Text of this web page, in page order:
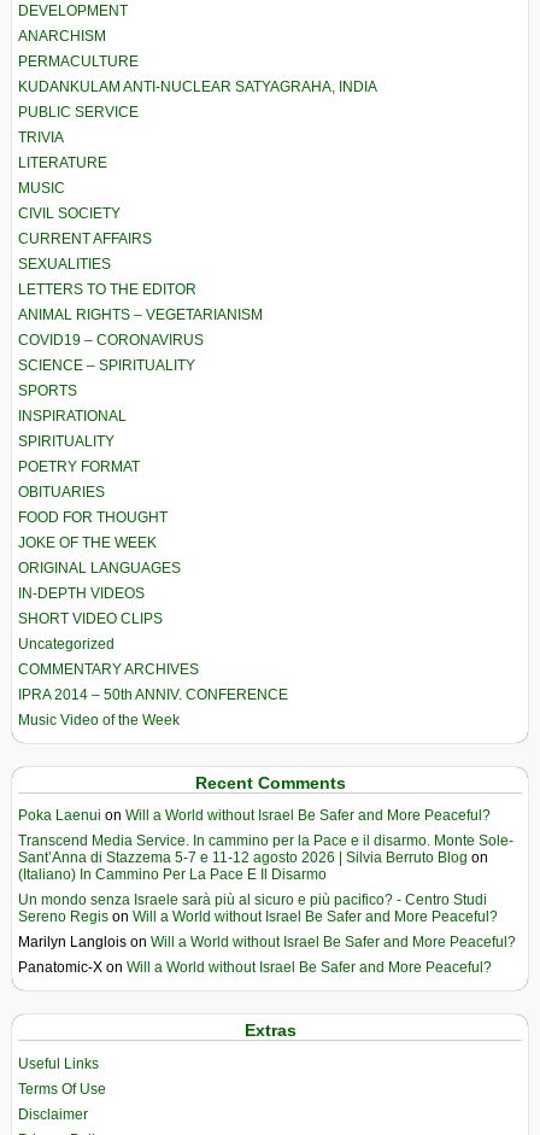
DEVELOPMENT
ANARCHISM
PERMACULTURE
KUDANKULAM ANTI-NUCLEAR SATYAGRAHA, INDIA
PUBLIC SERVICE
TRIVIA
LITERATURE
MUSIC
CIVIL SOCIETY
CURRENT AFFAIRS
SEXUALITIES
LETTERS TO THE EDITOR
ANIMAL RIGHTS – VEGETARIANISM
COVID19 – CORONAVIRUS
SCIENCE – SPIRITUALITY
SPORTS
INSPIRATIONAL
SPIRITUALITY
POETRY FORMAT
OBITUARIES
FOOD FOR THOUGHT
JOKE OF THE WEEK
ORIGINAL LANGUAGES
IN-DEPTH VIDEOS
SHORT VIDEO CLIPS
Uncategorized
COMMENTARY ARCHIVES
IPRA 2014 – 50th ANNIV. CONFERENCE
Music Video of the Week
Recent Comments
Poka Laenui on Will a World without Israel Be Safer and More Peaceful?
Transcend Media Service. In cammino per la Pace e il disarmo. Monte Sole-
Sant’Anna di Stazzema 5-7 e 11-12 agosto 2026 | Silvia Berruto Blog on
(Italiano) In Cammino Per La Pace E Il Disarmo
Un mondo senza Israele sarà più al sicuro e più pacifico? - Centro Studi
Sereno Regis on Will a World without Israel Be Safer and More Peaceful?
Marilyn Langlois on Will a World without Israel Be Safer and More Peaceful?
Panatomic-X on Will a World without Israel Be Safer and More Peaceful?
Extras
Useful Links
Terms Of Use
Disclaimer